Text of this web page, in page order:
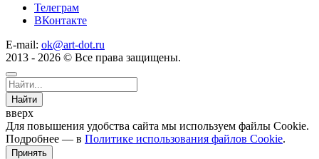
Телеграм
ВКонтакте
E-mail: ok@art-dot.ru
2013 - 2026 © Все права защищены.
Найти
вверх
Для повышения удобства сайта мы используем файлы Cookie.
Подробнее — в Политике использования файлов Cookie.
Принять